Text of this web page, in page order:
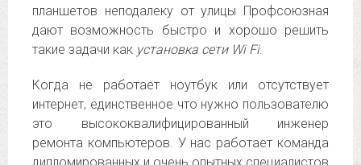
планшетов неподалеку от улицы Профсоюзная
дают возможность быстро и хорошо решить
такие задачи как установка сети Wi Fi.
Когда не работает ноутбук или отсутствует
интернет, единственное что нужно пользователю
это высококвалифицированный инженер
ремонта компьютеров. У нас работает команда